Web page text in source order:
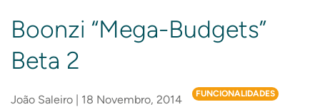
Boonzi “Mega-Budgets”
Beta 2
João Saleiro | 18 Novembro, 2014 FUNCIONALIDADES